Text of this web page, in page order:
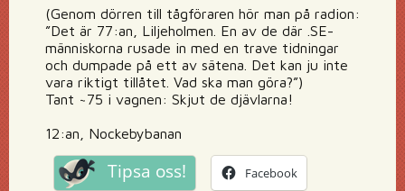
(Genom dörren till tågföraren hör man på radion:
”Det är 77:an, Liljeholmen. En av de där .SE-
människorna rusade in med en trave tidningar
och dumpade på ett av sätena. Det kan ju inte
vara riktigt tillåtet. Vad ska man göra?”)
Tant ~75 i vagnen: Skjut de djävlarna!
12:an, Nockebybanan
Tipsa oss! Facebook